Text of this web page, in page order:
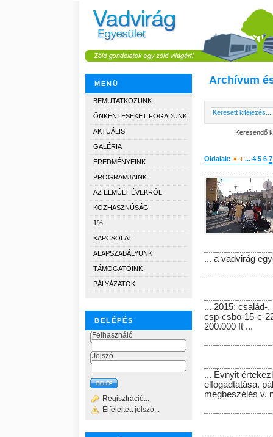
MENÜ
BEMUTATKOZUNK
ÖNKÉNTESEKET FOGADUNK
AKTUÁLIS
GALÉRIA
EREDMÉNYEINK
PROGRAMJAINK
AZ ELMÚLT ÉVEKRŐL
KÖZHASZNÚSÁG
1%
KAPCSOLAT
ALAPSZABÁLYUNK
TÁMOGATÓINK
PÁLYÁZATOK
BELÉPÉS
Felhasználó
Jelszó
Regisztráció...
Elfelejtett jelszó...
Archívum
Keresendő
Oldalak: ... 4 5 6 7
... a vadvirág
... 2015: család-,
csp-csbo-15-c-
200.000 ft ...
... Évnyit
elfogadtatása.
megbeszélés v.